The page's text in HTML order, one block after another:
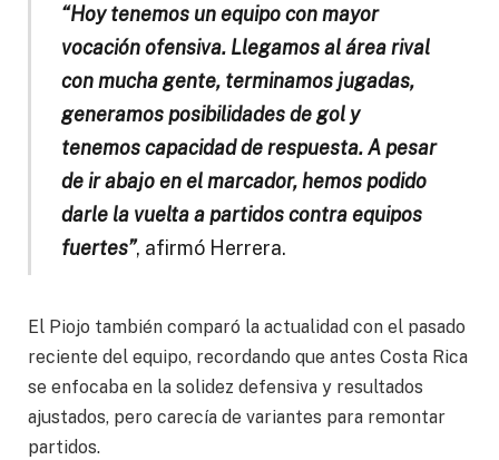
“Hoy tenemos un equipo con mayor
vocación ofensiva. Llegamos al área rival
con mucha gente, terminamos jugadas,
generamos posibilidades de gol y
tenemos capacidad de respuesta. A pesar
de ir abajo en el marcador, hemos podido
darle la vuelta a partidos contra equipos
fuertes”, afirmó Herrera.
El Piojo también comparó la actualidad con el pasado
reciente del equipo, recordando que antes Costa Rica
se enfocaba en la solidez defensiva y resultados
ajustados, pero carecía de variantes para remontar
partidos.